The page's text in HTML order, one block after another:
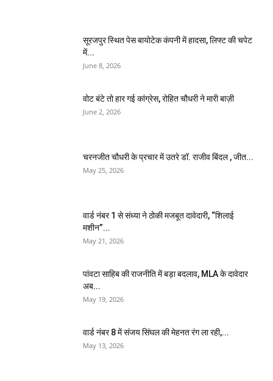
सूरजपुर स्थित पेस बायोटेक कंपनी में हादसा, लिफ्ट की चपेट
में...
June 8, 2026
वोट बंटे तो हार गई कांग्रेस, रोहित चौधरी ने मारी बाज़ी
June 2, 2026
चरनजीत चौधरी के प्रचार में उतरे डॉ. राजीव बिंदल , जीत...
May 25, 2026
वार्ड नंबर 1 से संध्या ने ठोकी मजबूत दावेदारी, “शिलाई
मशीन”...
May 21, 2026
पांवटा साहिब की राजनीति में बड़ा बदलाव, MLA के दावेदार
अब...
May 19, 2026
वार्ड नंबर 8 में संजय सिंघल की मेहनत रंग ला रही,...
May 13, 2026